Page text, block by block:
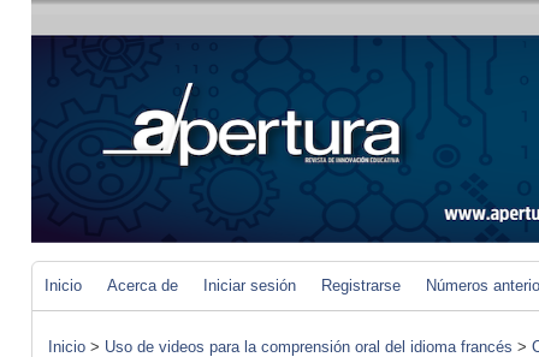
Inicio Acerca de Iniciar sesión Registrarse Números
Inicio > Uso de videos para la comprensión oral del idioma francés >